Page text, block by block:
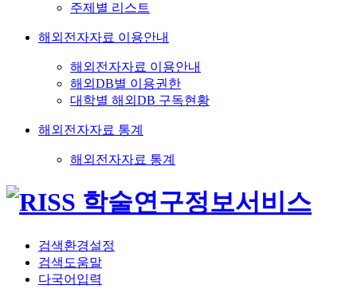
주제별 리스트
해외전자자료 이용안내
해외전자자료 이용안내
해외DB별 이용권한
대학별 해외DB 구독현황
해외전자자료 통계
해외전자자료 통계
검색환경설정
검색도움말
다국어입력